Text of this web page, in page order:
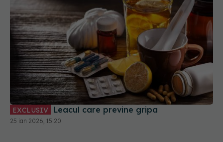
EXCLUSIV Leacul care previne gripa
25 ian 2026, 15:20